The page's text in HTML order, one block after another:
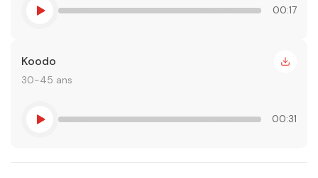
00:17
Koodo
30-45 ans
00:31